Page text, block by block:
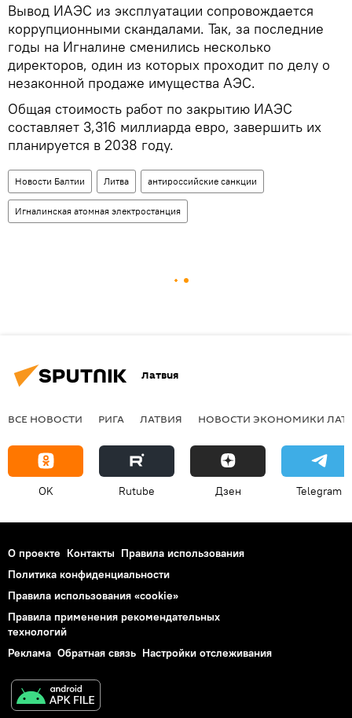
Вывод ИАЭС из эксплуатации сопровождается
коррупционными скандалами. Так, за последние
годы на Игналине сменились несколько
директоров, один из которых проходит по делу о
незаконной продаже имущества АЭС.
Общая стоимость работ по закрытию ИАЭС
составляет 3,316 миллиарда евро, завершить их
планируется в 2038 году.
Новости Балтии Литва антироссийские санкции
Игналинская атомная электростанция
Латвия
ВСЕ НОВОСТИ РИГА ЛАТВИЯ НОВОСТИ ЭКОНОМИКИ
OK Rutube Дзен Telegram
О проекте Контакты Правила использования
Политика конфиденциальности
Правила использования «cookie»
Правила применения рекомендательных
технологий
Реклама Обратная связь Настройки отслеживания